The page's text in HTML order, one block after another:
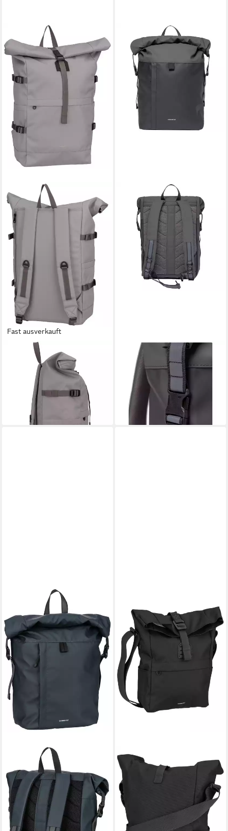
Fast ausverkauft
SANDQVIST
Rucksack Icon BP L
152,99 €
179,00 €
lieferbar - in 2-3 Werktagen bei dir
SANDQVIST
Laptoprucksack Konrad -
Rucksack 14" 56 cm (multi
dark)
113,49 €
lieferbar - in 2-3 Werktagen bei dir